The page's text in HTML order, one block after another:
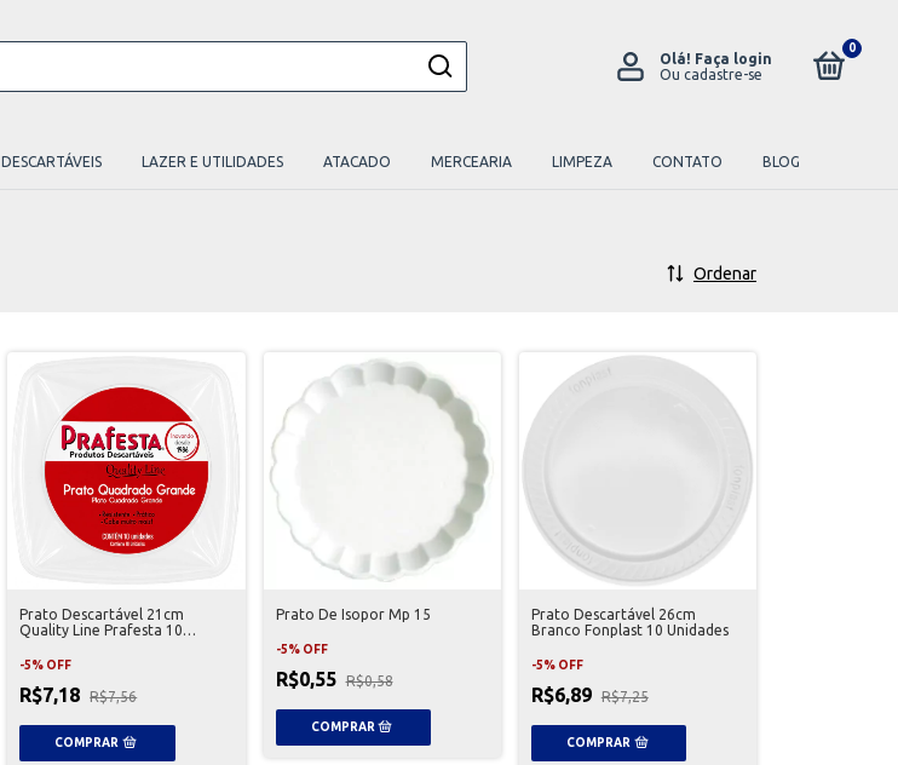
Olá! Faça login
Ou cadastre-se
0
DESCARTÁVEIS LAZER E UTILIDADES ATACADO MERCEARIA LIMPEZA CONTATO BLOG
Ordenar
Prato Descartável 21cm
Quality Line Prafesta 10
-5% OFF
R$7,18 R$7,56
Prato De Isopor Mp 15
-5% OFF
R$0,55 R$0,58
Prato Descartável 26cm
Branco Fonplast 10 Unidades
-5% OFF
R$6,89 R$7,25